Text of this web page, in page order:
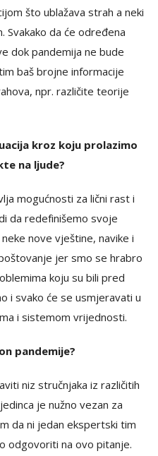
što ublažava strah a neki
da će određena
dok pandemija ne bude
baš brojne informacije
npr. različite teorije
kroz koju prolazimo
na ljude?
mogućnosti za lični rast i
da redefinišemo svoje
nove vještine, navike i
jer smo se hrabro
koju su bili pred
i svako će se usmjeravati u
i sistemom vrijednosti.
pandemije?
niz stručnjaka iz različitih
je nužno vezan za
da ni jedan ekspertski tim
odgovoriti na ovo pitanje.